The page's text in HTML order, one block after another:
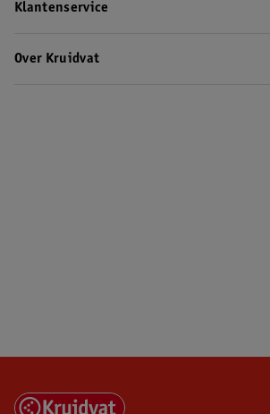
Klantenservice
Over Kruidvat